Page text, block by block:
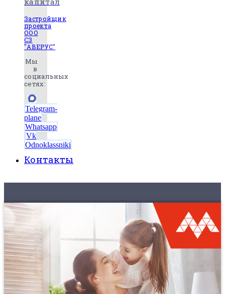
Застройщик
проекта
ООО
СЗ
"АВЕРУС"
Мы
в
социальных
сетях:
Telegram-
plane
Whatsapp
Vk
Odnoklassniki
Контакты